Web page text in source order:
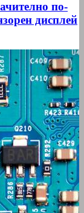
по-
дисплей